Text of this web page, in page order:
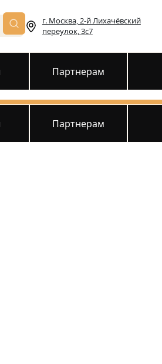
г. Москва, 2-й Лихачёвский
переулок, 3с7
Партнерам
Партнерам